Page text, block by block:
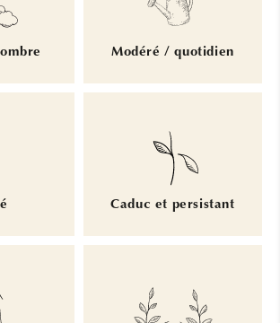
Modéré / quotidien
Caduc et persistant